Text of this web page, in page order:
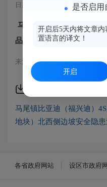
日期：2025-10-27 14:46 浏
马尾镇比亚迪（福兴迪）
品地块）北西侧边坡安全隐
来源：马尾区工程招投标办公室
马尾镇比亚迪（福兴迪）
地块）北西侧边坡安全隐
各省政府网站 设区市政府
是否启用
开启后5天内将文章
置语言的译文！
开启